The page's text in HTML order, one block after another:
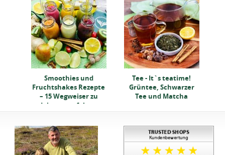
Smoothies und
Fruchtshakes Rezepte
– 15 Wegweiser zu
deinem perfekten
Tee - It`s teatime!
Grüntee, Schwarzer
Tee und Matcha